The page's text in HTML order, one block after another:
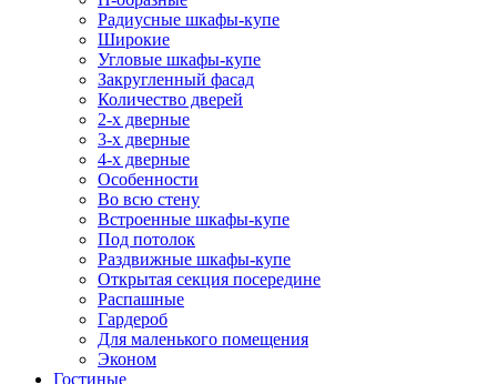
Радиусные шкафы-купе
Широкие
Угловые шкафы-купе
Закругленный фасад
Количество дверей
2-х дверные
3-х дверные
4-х дверные
Особенности
Во всю стену
Встроенные шкафы-купе
Под потолок
Раздвижные шкафы-купе
Открытая секция посередине
Распашные
Гардероб
Для маленького помещения
Эконом
Гостиные